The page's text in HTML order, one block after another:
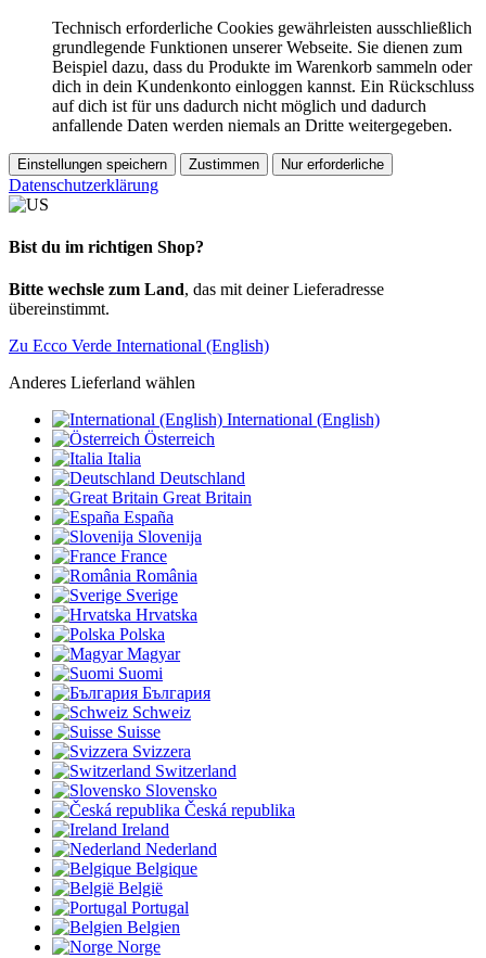
Technisch erforderliche Cookies gewährleisten ausschließlich
grundlegende Funktionen unserer Webseite. Sie dienen zum
Beispiel dazu, dass du Produkte im Warenkorb sammeln oder
dich in dein Kundenkonto einloggen kannst. Ein Rückschluss
auf dich ist für uns dadurch nicht möglich und dadurch
anfallende Daten werden niemals an Dritte weitergegeben.
Einstellungen speichern Zustimmen Nur erforderliche
Datenschutzerklärung
Bist du im richtigen Shop?
Bitte wechsle zum Land, das mit deiner Lieferadresse
übereinstimmt.
Zu Ecco Verde International (English)
Anderes Lieferland wählen
International (English)
Österreich
Italia
Deutschland
Great Britain
España
Slovenija
France
România
Sverige
Hrvatska
Polska
Magyar
Suomi
България
Schweiz
Suisse
Svizzera
Switzerland
Slovensko
Česká republika
Ireland
Nederland
Belgique
België
Portugal
Belgien
Norge